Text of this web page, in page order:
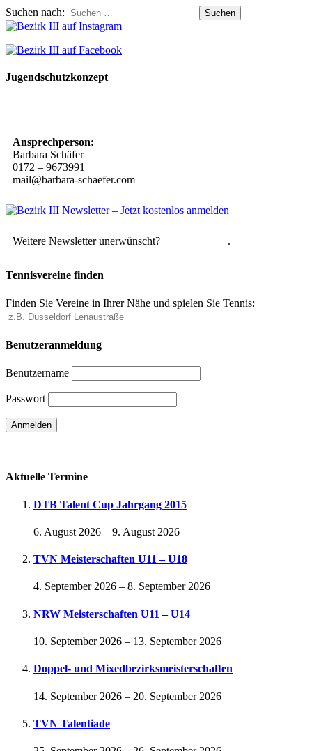
Suchen nach:
Jugendschutzkonzept
Ansprechperson:
Barbara Schäfer
0172 – 9673991
mail@barbara-schaefer.com
Weitere Newsletter unerwünscht? .
Tennisvereine finden
Finden Sie Vereine in Ihrer Nähe und spielen Sie Tennis:
Benutzeranmeldung
Benutzername
Passwort
Aktuelle Termine
DTB Talent Cup Jahrgang 2015
6. August 2026 – 9. August 2026
TVN Meisterschaften U11 – U18
4. September 2026 – 8. September 2026
NRW Meisterschaften U11 – U14
10. September 2026 – 13. September 2026
Doppel- und Mixedbezirksmeisterschaften
14. September 2026 – 20. September 2026
TVN Talentiade